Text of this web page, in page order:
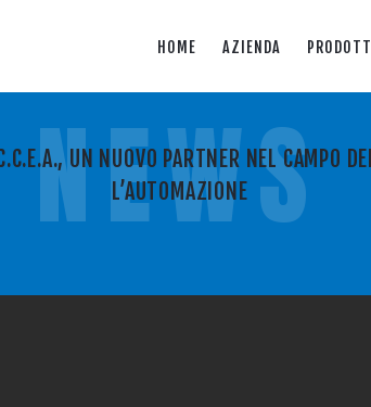
HOME AZIENDA PRODOTTI
NEWS
UN NUOVO PARTNER NEL CAMPO
L’AUTOMAZIONE